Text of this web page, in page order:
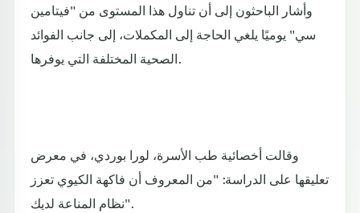
وأشار الباحثون إلى أن تناول هذا المستوى من "فيتامين
سي" يوميًا يلغي الحاجة إلى المكملات، إلى جانب الفوائد
الصحية المختلفة التي يوفرها.
وقالت أخصائية طب الأسرة، لورا بوردي، في معرض
تعليقها على الدراسة: "من المعروف أن فاكهة الكيوي تعزز
نظام المناعة لديك".